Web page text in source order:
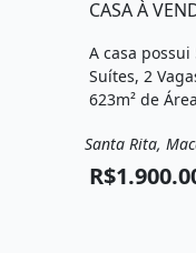
A casa
Suítes, 2
623m² de
Macapá, Ap à
R$1.900.000.
Venda
Santa Rita,